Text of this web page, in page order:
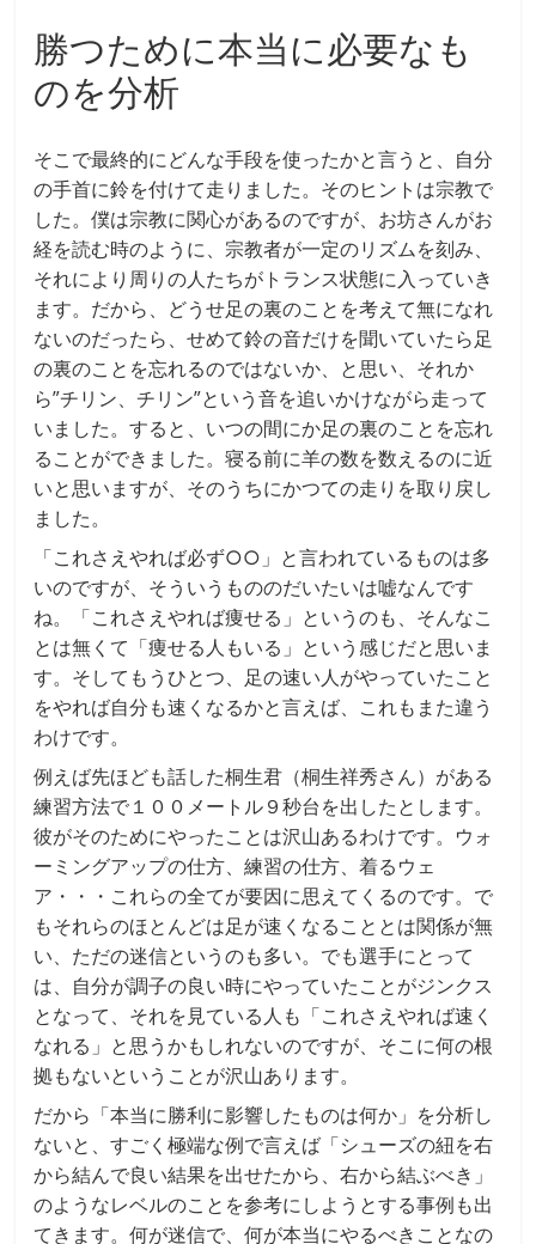
勝つために本当に必要なも
のを分析
そこで最終的にどんな手段を使ったかと言うと、自分
の手首に鈴を付けて走りました。そのヒントは宗教で
した。僕は宗教に関心があるのですが、お坊さんがお
経を読む時のように、宗教者が一定のリズムを刻み、
それにより周りの人たちがトランス状態に入っていき
ます。だから、どうせ足の裏のことを考えて無になれ
ないのだったら、せめて鈴の音だけを聞いていたら足
の裏のことを忘れるのではないか、と思い、それか
ら”チリン、チリン”という音を追いかけながら走って
いました。すると、いつの間にか足の裏のことを忘れ
ることができました。寝る前に羊の数を数えるのに近
いと思いますが、そのうちにかつての走りを取り戻し
ました。
「これさえやれば必ず○○」と言われているものは多
いのですが、そういうもののだいたいは嘘なんです
ね。「これさえやれば痩せる」というのも、そんなこ
とは無くて「痩せる人もいる」という感じだと思いま
す。そしてもうひとつ、足の速い人がやっていたこと
をやれば自分も速くなるかと言えば、これもまた違う
わけです。
例えば先ほども話した桐生君（桐生祥秀さん）がある
練習方法で１００メートル９秒台を出したとします。
彼がそのためにやったことは沢山あるわけです。ウォ
ーミングアップの仕方、練習の仕方、着るウェ
ア・・・これらの全てが要因に思えてくるのです。で
もそれらのほとんどは足が速くなることとは関係が無
い、ただの迷信というのも多い。でも選手にとって
は、自分が調子の良い時にやっていたことがジンクス
となって、それを見ている人も「これさえやれば速く
なれる」と思うかもしれないのですが、そこに何の根
拠もないということが沢山あります。
だから「本当に勝利に影響したものは何か」を分析し
ないと、すごく極端な例で言えば「シューズの紐を右
から結んで良い結果を出せたから、右から結ぶべき」
のようなレベルのことを参考にしようとする事例も出
てきます。何が迷信で、何が本当にやるべきことなの